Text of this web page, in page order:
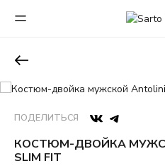
ПОДЕЛИТЬСЯ
КОСТЮМ-ДВОЙКА
SLIM FIT